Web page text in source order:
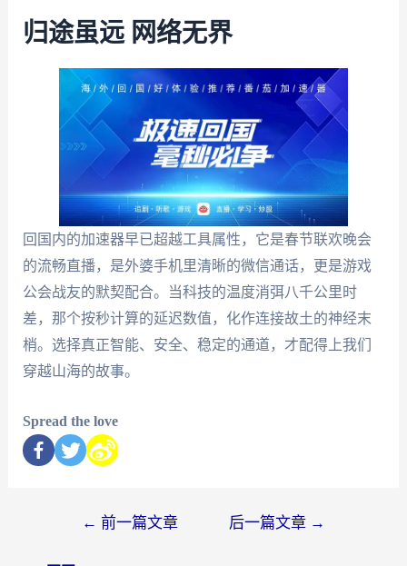
归途虽远 网络无界
回国内的加速器早已超越工具属性，它是春节联欢晚会
的流畅直播，是外婆手机里清晰的微信通话，更是游戏
公会战友的默契配合。当科技的温度消弭八千公里时
差，那个按秒计算的延迟数值，化作连接故土的神经末
梢。选择真正智能、安全、稳定的通道，才配得上我们
穿越山海的故事。
Spread the love
← 前一篇文章 后一篇文章 →